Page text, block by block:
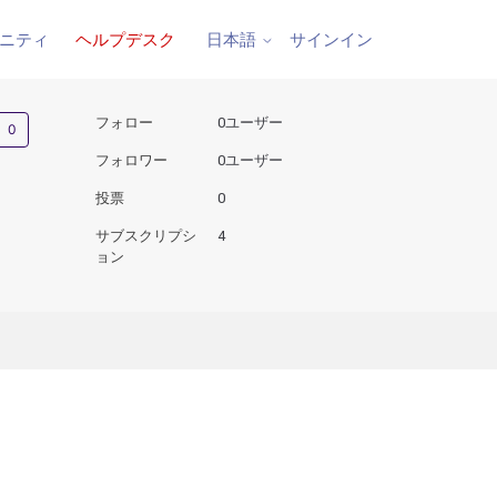
ティ ヘルプデスク 日本語 サインイン
0人がフォロー中
フォロー 0ユーザー
フォロワー 0ユーザー
投票 0
サブスクリプシ
ョン
4